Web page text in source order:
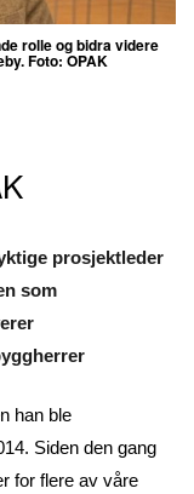
rolle og bidra videre
Foto: OPAK
prosjektleder
som
han ble
Siden den gang
for flere av våre